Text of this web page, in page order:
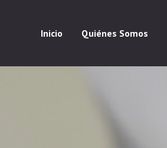
Inicio Quiénes Somos